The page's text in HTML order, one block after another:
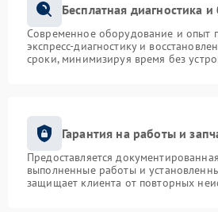
Бесплатная диагностика
Современное оборудование и опыт
экспресс-диагностику и
сроки, минимизируя время без
Гарантия на работы и
Предоставляется
выполненные работы и
защищает клиента от повторных